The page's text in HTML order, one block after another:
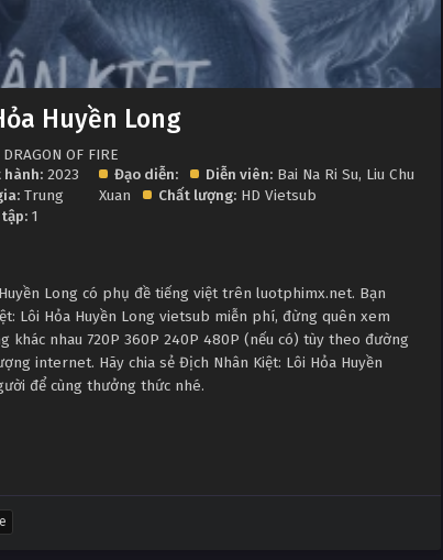
Huyền Long
OF FIRE
hành: 2023
Trung
1
Đạo diễn: Diễn viên: Bai Na Ri Su, Liu Chu
Xuan
Chất lượng: HD Vietsub
Long có phụ đề tiếng việt trên luotphimx.net. Bạn
Lôi Hỏa Huyền Long vietsub miễn phí, đừng quên xem
khác nhau 720P 360P 240P 480P (nếu có) tùy theo đường
internet. Hãy chia sẻ Địch Nhân Kiệt: Lôi Hỏa Huyền
để cùng thưởng thức nhé.